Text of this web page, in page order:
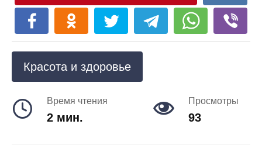
Красота и здоровье
Время чтения
2 мин.
Просмотры
93